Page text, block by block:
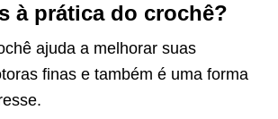
à prática do crochê?
ajuda a melhorar suas
finas e também é uma forma